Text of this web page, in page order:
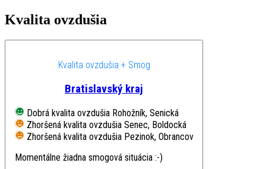
Kvalita ovzdušia
Kvalita ovzdušia + Smog
Bratislavský kraj
Dobrá kvalita ovzdušia Rohožník, Senická
Zhoršená kvalita ovzdušia Senec, Boldocká
Zhoršená kvalita ovzdušia Pezinok, Obrancov mieru
Momentálne žiadna smogová situácia :-)